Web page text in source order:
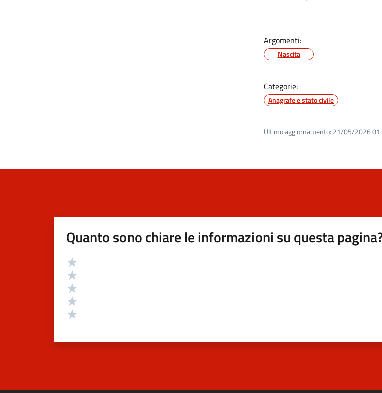
Argomenti:
Nascita
Categorie:
Anagrafe e stato civile
Ultimo aggiornamento: 21/05/2026
Quanto sono chiare le informazioni su questa
Valutazione